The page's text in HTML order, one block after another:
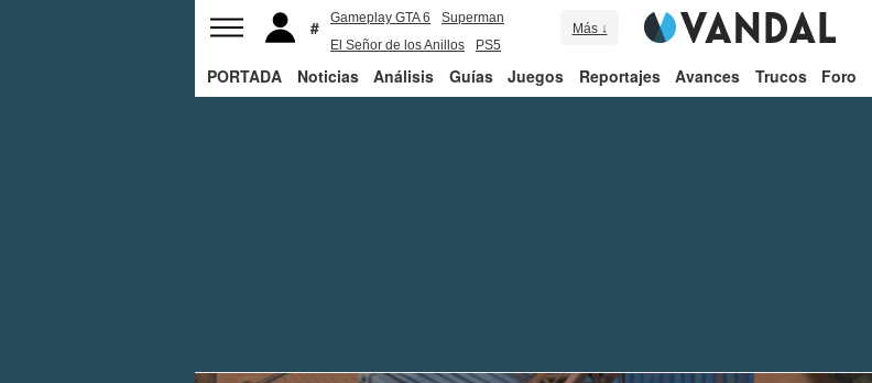
Gameplay GTA 6
Superman
El Señor de los Anillos
PS5
Más ↓
PORTADA Noticias Análisis Guías Juegos Reportajes Avances Trucos Foro